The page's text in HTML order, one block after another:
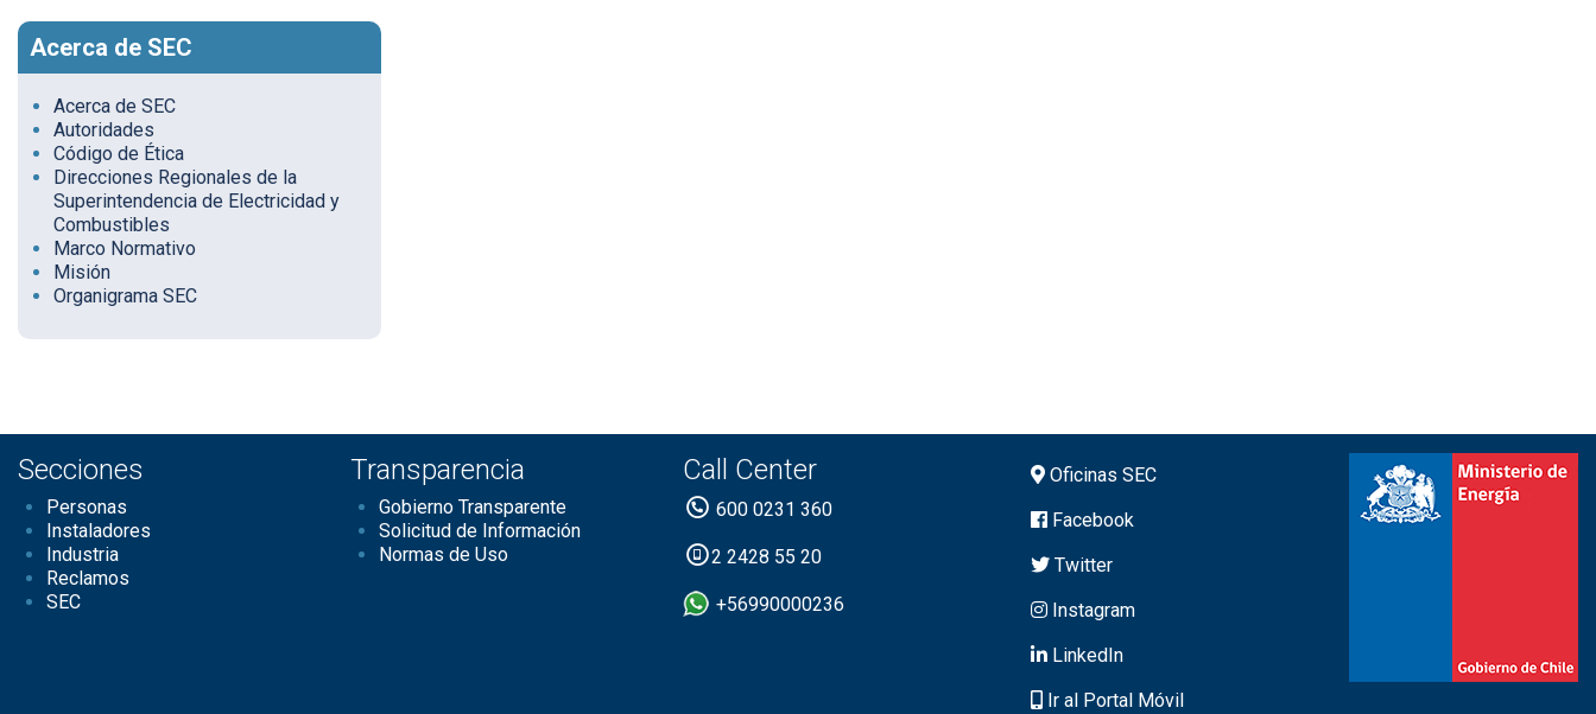
Acerca de SEC
Acerca de SEC
Autoridades
Código de Ética
Direcciones Regionales de la
Superintendencia de Electricidad y
Combustibles
Marco Normativo
Misión
Organigrama SEC
Secciones
Personas
Instaladores
Industria
Reclamos
SEC
Transparencia
Gobierno Transparente
Solicitud de Información
Normas de Uso
Call Center
600 0231 360
2 2428 55 20
+56990000236
Oficinas SEC
Facebook
Twitter
Instagram
LinkedIn
Ir al Portal Móvil